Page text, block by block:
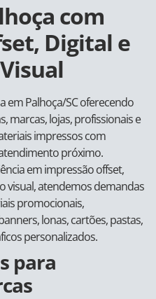
com
Digital e
em Palhoça/SC oferecendo
marcas, lojas, profissionais e
impressos com
próximo.
em impressão offset,
visual, atendemos demandas
promocionais,
lonas, cartões, pastas,
personalizados.
para